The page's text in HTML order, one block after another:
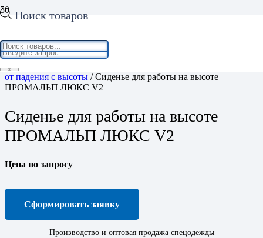
Поиск товаров
Home
от падения с высоты / Сиденье для работы на высоте
ПРОМАЛЬП ЛЮКС V2
Сиденье для работы на высоте
ПРОМАЛЬП ЛЮКС V2
Цена по запросу
Сформировать заявку
Производство и оптовая продажа спецодежды